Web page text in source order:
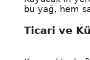
bu yağ, hem
Ticari ve